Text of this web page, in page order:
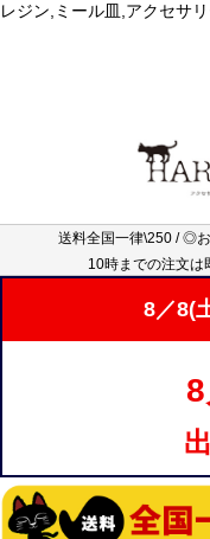
レジン,ミール皿,アクセサ
送料全国一律\250 / ◎
10時までの注文は